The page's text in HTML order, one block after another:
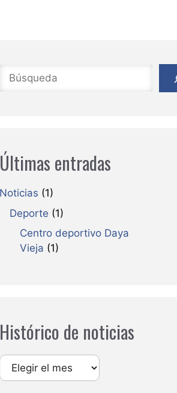
Buscar
Últimas entradas
Noticias (1)
Deporte (1)
Centro deportivo Daya
Vieja (1)
Histórico de noticias
Archivos